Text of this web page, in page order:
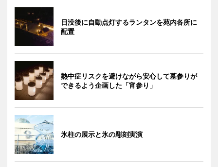
日没後に自動点灯するランタンを苑内各所に
配置
熱中症リスクを避けながら安心して墓参りが
できるよう企画した「宵参り」
氷柱の展示と氷の彫刻実演